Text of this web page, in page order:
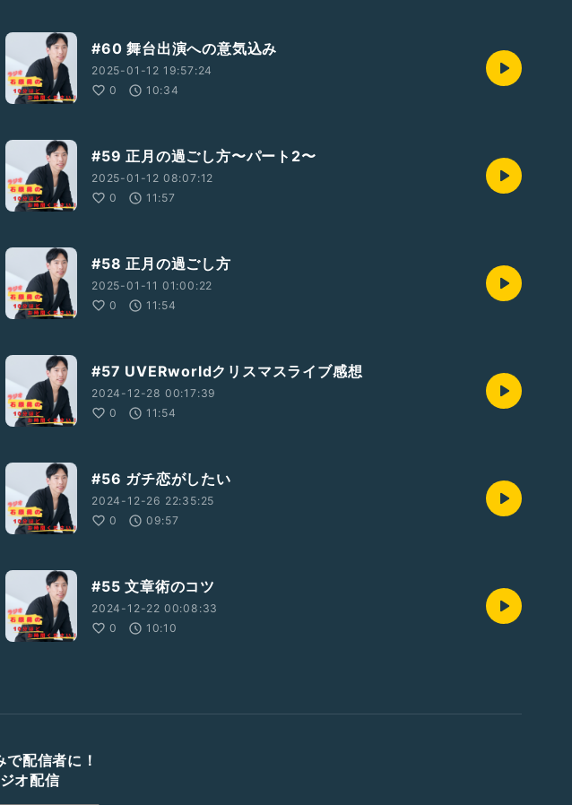
#60 舞台出演への意気込み
2025-01-12 19:57:24
0
10:34
#59 正月の過ごし方〜パート2〜
2025-01-12 08:07:12
0
11:57
#58 正月の過ごし方
2025-01-11 01:00:22
0
11:54
#57 UVERworldクリスマスライブ感想
2024-12-28 00:17:39
0
11:54
#56 ガチ恋がしたい
2024-12-26 22:35:25
0
09:57
#55 文章術のコツ
2024-12-22 00:08:33
0
10:10
配信者に！
オ配信